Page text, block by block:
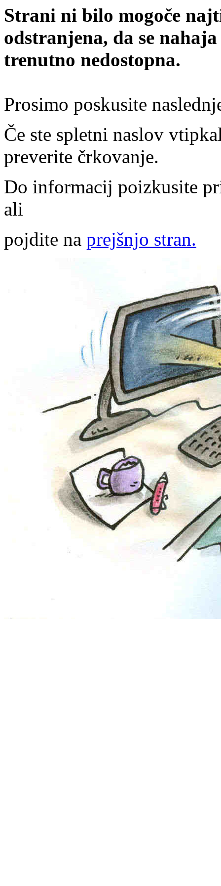
Strani ni bilo mogoče
odstranjena, da se
trenutno nedostopna.
Prosimo poskusite
Če ste spletni naslov
preverite črkovanje.
Do informacij poizkusite
ali
pojdite na prejšnjo stran.